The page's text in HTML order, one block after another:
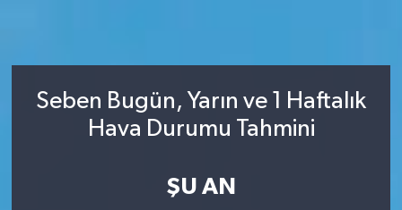
Seben Bugün, Yarın ve 1 Haftalık
Hava Durumu Tahmini
ŞU AN